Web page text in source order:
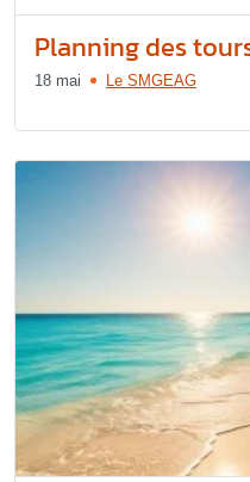
Planning des
18 mai Le SMGEAG